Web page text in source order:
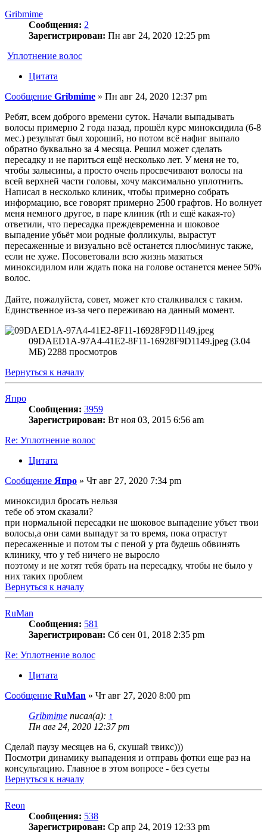
Gribmime
Сообщения: 2
Зарегистрирован: Пн авг 24, 2020 12:25 pm
Уплотнение волос
Цитата
Сообщение Gribmime » Пн авг 24, 2020 12:37 pm
Ребят, всем доброго времени суток. Начали выпадывать
волосы примерно 2 года назад, прошёл курс миноксидила (6-8
мес.) результат был хороший, но потом всё нафиг выпало
обратно буквально за 4 месяца. Решил может сделать
пересадку и не париться ещё несколько лет. У меня не то,
чтобы залысины, а просто очень просвечивают волосы на
всей верхней части головы, хочу максимально уплотнить.
Написал в несколько клиник, чтобы примерно собрать
информацию, все говорят примерно 2500 графтов. Но волнует
меня немного другое, в паре клиник (rth и ещё какая-то)
ответили, что пересадка преждевременна и шоковое
выпадение убьёт мои родные фолликулы, вырастут
пересаженные и визуально всё останется плюс/минус также,
если не хуже. Посоветовали всю жизнь мазаться
миноксидилом или ждать пока на голове останется менее 50%
волос.
Дайте, пожалуйста, совет, может кто сталкивался с таким.
Единственное из-за чего переживаю на данный момент.
09DAED1A-97A4-41E2-8F11-16928F9D1149.jpeg (3.04
МБ) 2288 просмотров
Вернуться к началу
Япро
Сообщения: 3959
Зарегистрирован: Вт ноя 03, 2015 6:56 am
Re: Уплотнение волос
Цитата
Сообщение Япро » Чт авг 27, 2020 7:34 pm
миноксидил бросать нельзя
тебе об этом сказали?
при нормальной пересадки не шоковое выпадение убъет твои
волосы,а они сами выпадут за то время, пока отрастут
пересаженные и потом ты с пеной у рта будешь обвинять
клинику, что у теб ничего не выросло
поэтому и не хотят тебя брать на пересадку, чтобы не было у
них таких проблем
Вернуться к началу
RuMan
Сообщения: 581
Зарегистрирован: Сб сен 01, 2018 2:35 pm
Re: Уплотнение волос
Цитата
Сообщение RuMan » Чт авг 27, 2020 8:00 pm
Gribmime писал(а): ↑
Пн авг 24, 2020 12:37 pm
Сделай паузу месяцев на 6, скушай твикс)))
Посмотри динамику выпадения и отправь фотки еще раз на
консультацию. Главное в этом вопросе - без суеты
Вернуться к началу
Reon
Сообщения: 538
Зарегистрирован: Ср апр 24, 2019 12:33 pm